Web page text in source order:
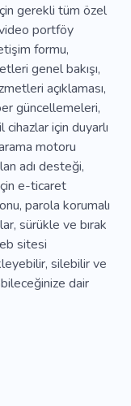
gerekli tüm özel
portföy
formu,
genel bakışı,
açıklaması,
güncellemeleri,
için duyarlı
motoru
adı desteği,
e-ticaret
parola korumalı
sürükle ve bırak
sitesi
silebilir ve
dair